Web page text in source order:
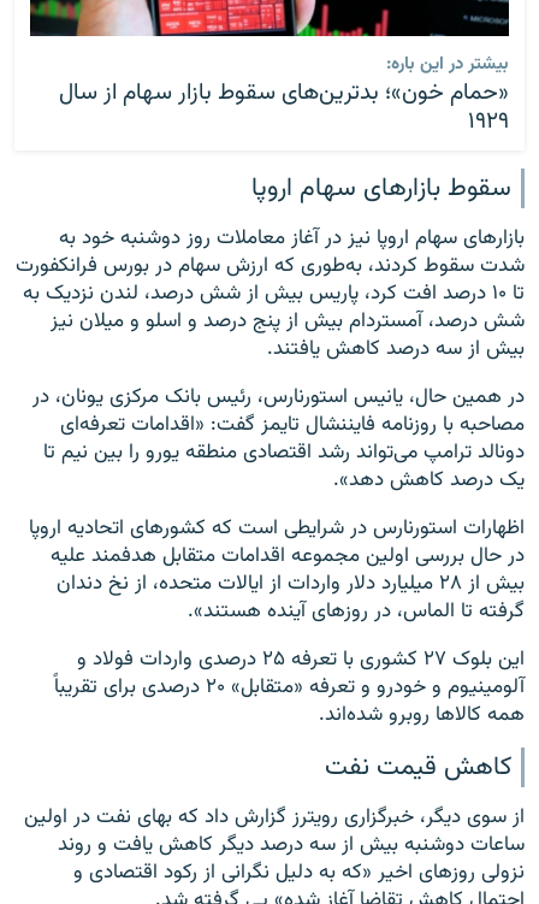
بیشتر در این باره:
«حمام خون»؛ بدترین‌های سقوط‌ بازار سهام از سال
۱۹۲۹
سقوط بازارهای سهام اروپا
بازارهای سهام اروپا نیز در آغاز معاملات روز دوشنبه خود به
شدت سقوط کردند، ‌به‌طوری که ارزش سهام در بورس فرانکفورت
تا ۱۰ درصد افت کرد، پاریس بیش از شش درصد، لندن نزدیک به
شش درصد، آمستردام بیش از پنج درصد و اسلو و میلان نیز
بیش از سه درصد کاهش یافتند.
در همین حال، یانیس استورنارس، رئیس بانک مرکزی یونان، در
مصاحبه با روزنامه فایننشال تایمز گفت: «اقدامات تعرفه‌ای
دونالد ترامپ می‌تواند رشد اقتصادی منطقه یورو را بین نیم تا
یک درصد کاهش دهد».
اظهارات استورنارس در شرایطی است که کشورهای اتحادیه اروپا
در حال بررسی اولین مجموعه اقدامات متقابل هدفمند علیه
بیش از ۲۸ میلیارد دلار واردات از ایالات متحده، از نخ دندان
گرفته تا الماس، در روزهای آینده هستند».
این بلوک ۲۷ کشوری با تعرفه ۲۵ درصدی واردات فولاد و
آلومینیوم و خودرو و تعرفه «متقابل» ۲۰ درصدی برای تقریباً
همه کالاها روبرو شده‌اند.
کاهش قیمت نفت
از سوی دیگر، خبرگزاری رویترز گزارش داد که بهای نفت در اولین
ساعات دوشنبه بیش از سه درصد دیگر کاهش یافت و روند
نزولی روزهای اخیر «که به دلیل نگرانی از رکود اقتصادی و